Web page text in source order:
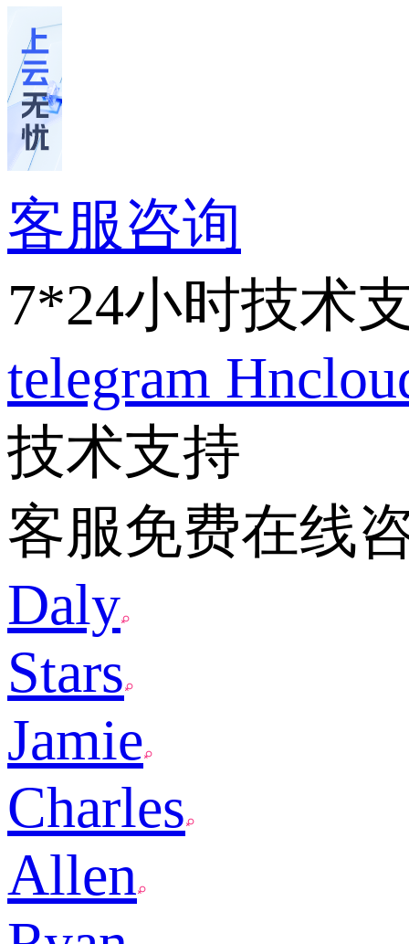
客服咨询
7*24小时技术
telegram
技术支持
客服免费在线
Daly
Stars
Jamie
Charles
Allen